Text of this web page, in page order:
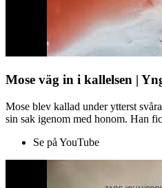
Mose väg in i kallelsen |
Mose blev kallad under ytterst
sin sak igenom med honom. Han
Se på YouTube